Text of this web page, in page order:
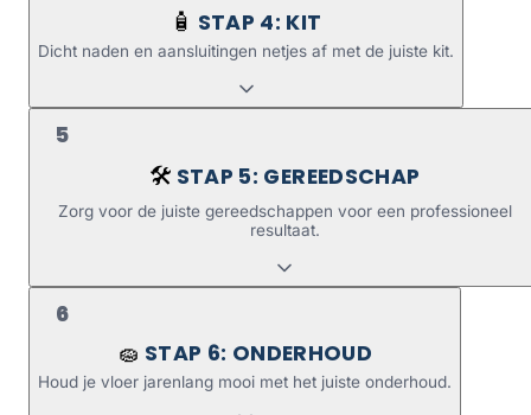
🧴 STAP 4: KIT
Dicht naden en aansluitingen netjes af met de juiste kit.
5
🛠️ STAP 5: GEREEDSCHAP
Zorg voor de juiste gereedschappen voor een professioneel
resultaat.
6
🧽 STAP 6: ONDERHOUD
Houd je vloer jarenlang mooi met het juiste onderhoud.